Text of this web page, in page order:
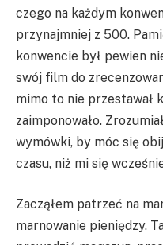
czego na każdym
przynajmniej z 500.
konwencie był pewien
swój film do
mimo to nie przestawał
zaimponowało.
wymówki, by móc się
czasu, niż mi się
Zacząłem patrzeć na
marnowanie pieniędzy.